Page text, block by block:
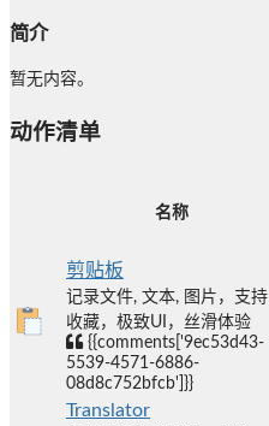
简介
暂无内容。
动作清单
名称
剪贴板
记录文件, 文本, 图片，支持
收藏，极致UI，丝滑体验
{{comments['9ec53d43-
5539-4571-6886-
08d8c752bfcb']}}
Translator